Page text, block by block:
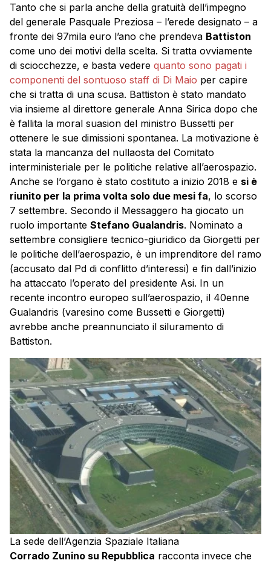
Tanto che si parla anche della gratuità dell’impegno
del generale Pasquale Preziosa – l’erede designato – a
fronte dei 97mila euro l’ano che prendeva Battiston
come uno dei motivi della scelta. Si tratta ovviamente
di sciocchezze, e basta vedere quanto sono pagati i
componenti del sontuoso staff di Di Maio per capire
che si tratta di una scusa. Battiston è stato mandato
via insieme al direttore generale Anna Sirica dopo che
è fallita la moral suasion del ministro Bussetti per
ottenere le sue dimissioni spontanea. La motivazione è
stata la mancanza del nullaosta del Comitato
interministeriale per le politiche relative all’aerospazio.
Anche se l’organo è stato costituto a inizio 2018 e si è
riunito per la prima volta solo due mesi fa, lo scorso
7 settembre. Secondo il Messaggero ha giocato un
ruolo importante Stefano Gualandris. Nominato a
settembre consigliere tecnico-giuridico da Giorgetti per
le politiche dell’aerospazio, è un imprenditore del ramo
(accusato dal Pd di conflitto d’interessi) e fin dall’inizio
ha attaccato l’operato del presidente Asi. In un
recente incontro europeo sull’aerospazio, il 40enne
Gualandris (varesino come Bussetti e Giorgetti)
avrebbe anche preannunciato il siluramento di
Battiston.
La sede dell’Agenzia Spaziale Italiana
Corrado Zunino su Repubblica racconta invece che